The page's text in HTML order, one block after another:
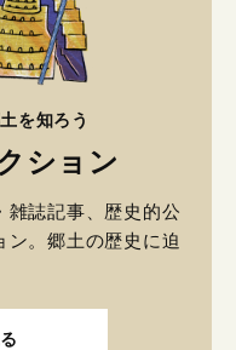
を知ろう
ション
雑誌記事、歴史的公
ン。郷土の歴史に迫